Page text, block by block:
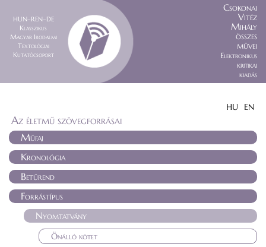
HUN–REN–DE
Klasszikus
Magyar Irodalmi
Textológiai
Kutatócsoport
Csokonai
Vitéz
Mihály
összes
művei
Elektronikus
kritikai
kiadás
HU EN
Az életmű szövegforrásai
Műfaj
Kronológia
Betűrend
Forrástípus
Nyomtatvány
Önálló kötet